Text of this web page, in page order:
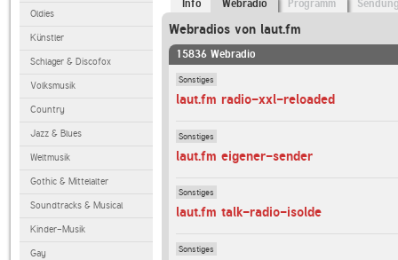
Oldies
Künstler
Schlager & Discofox
Volksmusik
Country
Jazz & Blues
Weltmusik
Gothic & Mittelalter
Soundtracks & Musical
Kinder-Musik
Gay
Info Webradio Programm
Webradios von laut.fm
15836 Webradio
Sonstiges
laut.fm radio-xxl-reloaded
Sonstiges
laut.fm eigener-sender
Sonstiges
laut.fm talk-radio-isolde
Sonstiges